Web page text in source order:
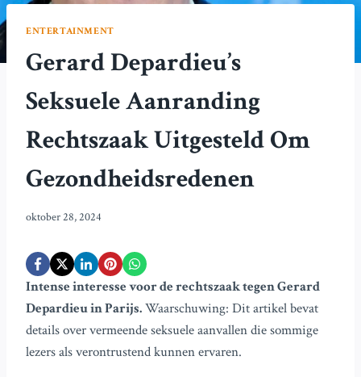
ENTERTAINMENT
Gerard Depardieu’s
Seksuele Aanranding
Rechtszaak Uitgesteld Om
Gezondheidsredenen
oktober 28, 2024
Intense interesse voor de rechtszaak tegen Gerard
Depardieu in Parijs.Waarschuwing: Dit artikel bevat
details over vermeende seksuele aanvallen die sommige
lezers als verontrustend kunnen ervaren.